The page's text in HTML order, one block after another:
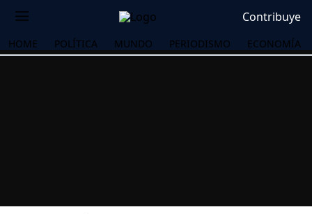
Contribuye
HOME POLÍTICA MUNDO PERIODISMO ECONOMÍA